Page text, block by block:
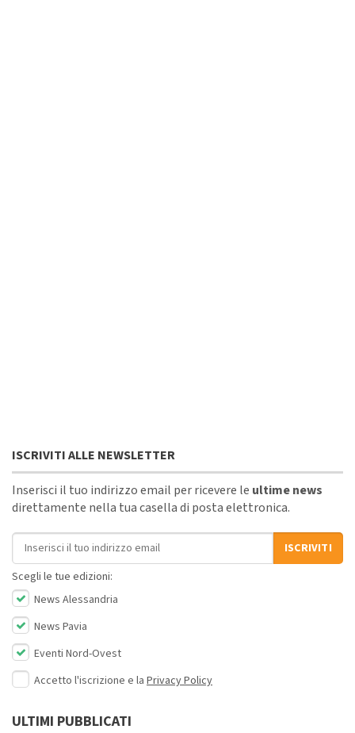
ISCRIVITI ALLE NEWSLETTER
Inserisci il tuo indirizzo email per ricevere le ultime news
direttamente nella tua casella di posta elettronica.
Indirizzo email
ISCRIVITI
Scegli le tue edizioni:
News Alessandria
News Pavia
Eventi Nord-Ovest
Accetto l'iscrizione e la Privacy Policy
ULTIMI PUBBLICATI